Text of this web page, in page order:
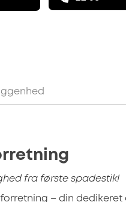
fra første spadestik!
– din